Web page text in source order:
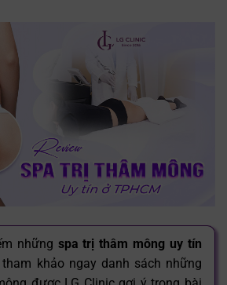
những spa trị thâm mông uy tín
khảo ngay danh sách những